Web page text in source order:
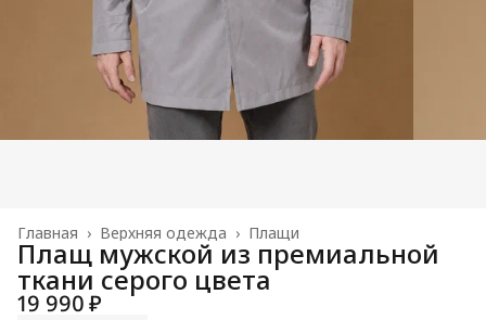
Плащи
Верхняя одежда ›
Главная ›
Плащ мужской из премиальной
ткани серого цвета
19 990 ₽